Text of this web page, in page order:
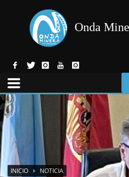
Onda
INICIO NOTICIA